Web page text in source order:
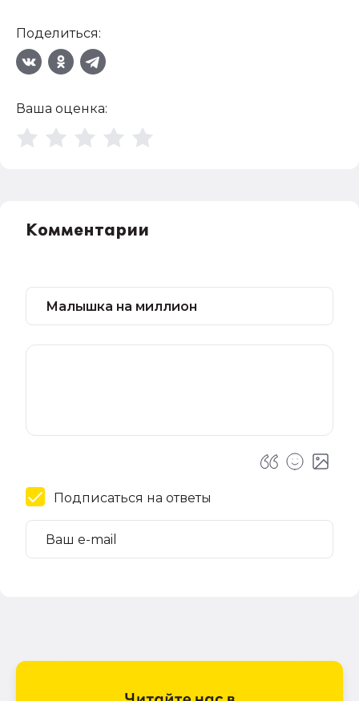
Поделиться:
Ваша оценка:
Комментарии
Подписаться на ответы